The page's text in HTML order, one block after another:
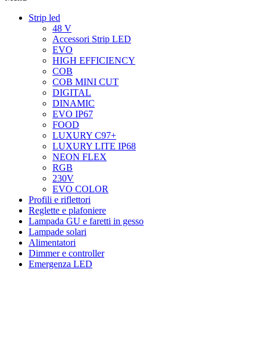
Strip led
48 V
Accessori Strip LED
EVO
HIGH EFFICIENCY
COB
COB MINI CUT
DIGITAL
DINAMIC
EVO IP67
FOOD
LUXURY C97+
LUXURY LITE IP68
NEON FLEX
RGB
230V
EVO COLOR
Profili e riflettori
Reglette e plafoniere
Lampada GU e faretti in gesso
Lampade solari
Alimentatori
Dimmer e controller
Emergenza LED